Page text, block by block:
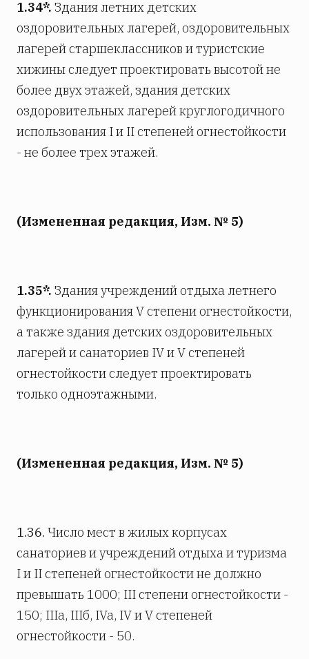
1.34*. Здания летних детских
оздоровительных лагерей, оздоровительных
лагерей старшеклассников и туристские
хижины следует проектировать высотой не
более двух этажей, здания детских
оздоровительных лагерей круглогодичного
использования I и II степеней огнестойкости
- не более трех этажей.
(Измененная редакция, Изм. № 5)
1.35*. Здания учреждений отдыха летнего
функционирования V степени огнестойкости,
а также здания детских оздоровительных
лагерей и санаториев IV и V степеней
огнестойкости следует проектировать
только одноэтажными.
(Измененная редакция, Изм. № 5)
1.36. Число мест в жилых корпусах
санаториев и учреждений отдыха и туризма
I и II степеней огнестойкости не должно
превышать 1000; III степени огнестойкости -
150; IIIa, IIIб, IVa, IV и V степеней
огнестойкости - 50.